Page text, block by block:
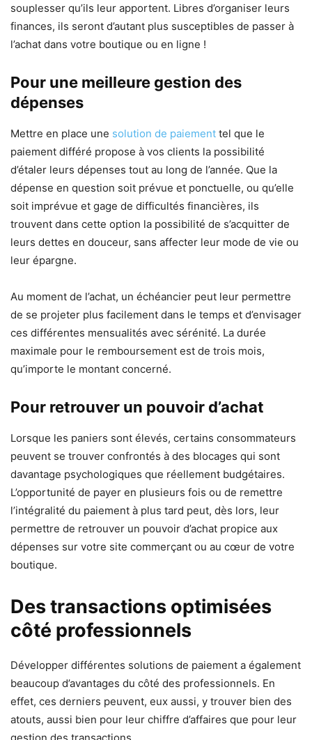
souplesser qu’ils leur apportent. Libres d’organiser leurs
finances, ils seront d’autant plus susceptibles de passer à
l’achat dans votre boutique ou en ligne !
Pour une meilleure gestion des
dépenses
Mettre en place une solution de paiement tel que le
paiement différé propose à vos clients la possibilité
d’étaler leurs dépenses tout au long de l’année. Que la
dépense en question soit prévue et ponctuelle, ou qu’elle
soit imprévue et gage de difficultés financières, ils
trouvent dans cette option la possibilité de s’acquitter de
leurs dettes en douceur, sans affecter leur mode de vie ou
leur épargne.
Au moment de l’achat, un échéancier peut leur permettre
de se projeter plus facilement dans le temps et d’envisager
ces différentes mensualités avec sérénité. La durée
maximale pour le remboursement est de trois mois,
qu’importe le montant concerné.
Pour retrouver un pouvoir d’achat
Lorsque les paniers sont élevés, certains consommateurs
peuvent se trouver confrontés à des blocages qui sont
davantage psychologiques que réellement budgétaires.
L’opportunité de payer en plusieurs fois ou de remettre
l’intégralité du paiement à plus tard peut, dès lors, leur
permettre de retrouver un pouvoir d’achat propice aux
dépenses sur votre site commerçant ou au cœur de votre
boutique.
Des transactions optimisées
côté professionnels
Développer différentes solutions de paiement a également
beaucoup d’avantages du côté des professionnels. En
effet, ces derniers peuvent, eux aussi, y trouver bien des
atouts, aussi bien pour leur chiffre d’affaires que pour leur